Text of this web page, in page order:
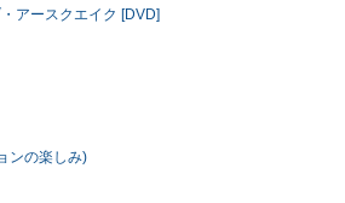
アースクエイク [DVD]
ンの楽しみ)